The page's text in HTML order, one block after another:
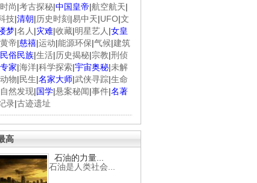
时尚|考古探秘|中国皇帝|航空航天|
技|清朝|历史时刻 |易中天|UFO|文
梦|名人 |灾难|收藏|明星艺人 |女皇
黄帝|慈禧|运动|能源环保|气候|建筑
民俗民族|生活|历史揭秘|宗教|刑侦
专家|海洋|科学探索|宇宙奥秘|未解
动物|民生|名家大师|武侠寻踪|生命
自然发现|国学|悬案秘闻|事件|名著
录|古迹遗址
高
石油的力量...
石油是人类社会...